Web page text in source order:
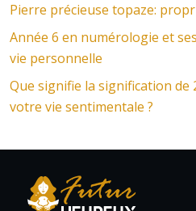
Pierre précieuse topaze:
Année 6 en numérologie et
vie personnelle
Que signifie la signification
votre vie sentimentale ?